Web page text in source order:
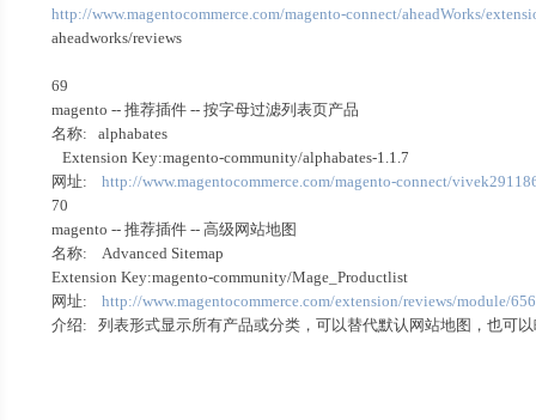
http://www.magentocommerce.com/magento-connect/aheadWorks/
aheadworks/reviews
69
magento -- 推荐插件 -- 按字母过滤列表页产品
名称: alphabates
Extension Key:magento-community/alphabates-1.1.7
网址:http://www.magentocommerce.com/magento-connect/
70
magento -- 推荐插件 -- 高级网站地图
名称: Advanced Sitemap
Extension Key:magento-community/Mage_Productlist
网址:http://www.magentocommerce.com/extension/reviews/module/
介绍: 列表形式显示所有产品或分类，可以替代默认网站地图，也可